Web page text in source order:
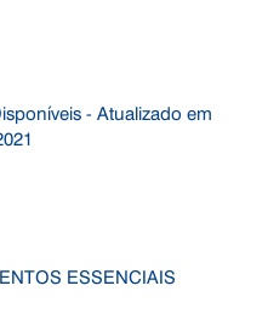
- Atualizado em